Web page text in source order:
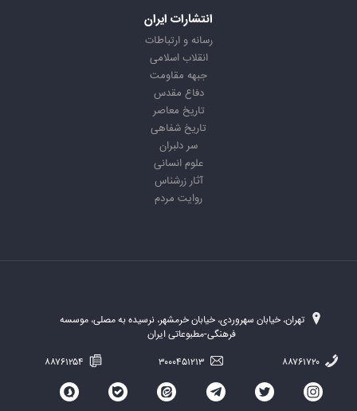
انتشارات ایران
رسانه و ارتباطات
انقلاب اسلامی
جبهه مقاومت
دفاع مقدس
تاریخ معاصر
تاریخ شفاهی
سر دلبران
علوم انسانی
آثار زرشناس
روایت مردم
تهران، خیابان سهروردی، خیابان خرمشهر، نرسیده به مصلی، موسسه
فرهنگی-مطبوعاتی ایران